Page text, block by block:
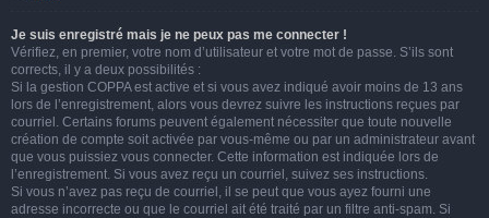
Je suis enregistré mais je ne peux pas me connecter !
Vérifiez, en premier, votre nom d’utilisateur et votre mot de passe. S’ils sont
corrects, il y a deux possibilités :
Si la gestion COPPA est active et si vous avez indiqué avoir moins de 13 ans
lors de l’enregistrement, alors vous devrez suivre les instructions reçues par
courriel. Certains forums peuvent également nécessiter que toute nouvelle
création de compte soit activée par vous-même ou par un administrateur avant
que vous puissiez vous connecter. Cette information est indiquée lors de
l’enregistrement. Si vous avez reçu un courriel, suivez ses instructions.
Si vous n’avez pas reçu de courriel, il se peut que vous ayez fourni une
adresse incorrecte ou que le courriel ait été traité par un filtre anti-spam. Si